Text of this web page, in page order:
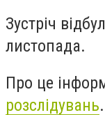
Зустріч
листопада.
Про це
розслідувань.